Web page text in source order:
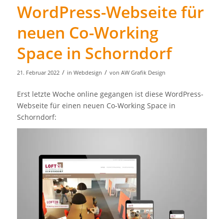
WordPress-Webseite für
neuen Co-Working
Space in Schorndorf
21. Februar 2022 / in Webdesign / von AW Grafik Design
Erst letzte Woche online gegangen ist diese WordPress-
Webseite für einen neuen Co-Working Space in
Schorndorf: